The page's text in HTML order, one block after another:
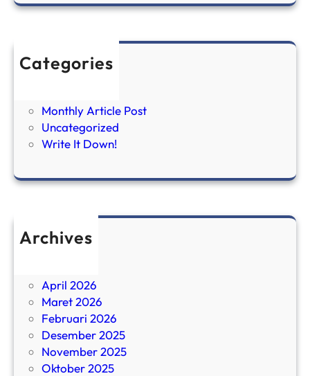
Categories
Brief it Down
Monthly Article Post
Uncategorized
Write It Down!
Archives
April 2026
Maret 2026
Februari 2026
Desember 2025
November 2025
Oktober 2025